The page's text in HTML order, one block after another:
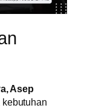
Asep